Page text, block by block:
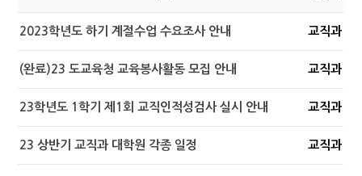
2023학년도 하기 계절수업 수요조사 안내 교직과
(완료)23 도교육청 교육봉사활동 모집 안내 교직과
23학년도 1학기 제1회 교직인적성검사 실시 안내 교직과
23 상반기 교직과 대학원 각종 일정 교직과